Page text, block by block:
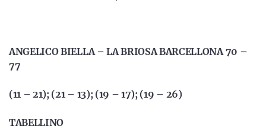
ANGELICO BIELLA – LA BRIOSA BARCELLONA 70 –
77
(11 – 21); (21 – 13); (19 – 17); (19 – 26)
TABELLINO